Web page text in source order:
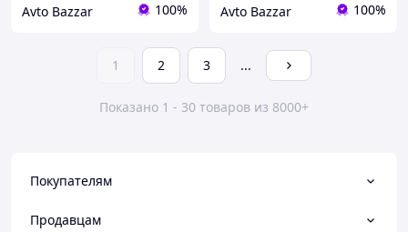
Avto Bazzar 100% Avto Bazzar 100%
1 2 3 ...
Показано 1 - 30 товаров из 8000+
Покупателям
Продавцам